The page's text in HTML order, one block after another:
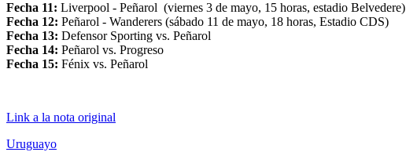
Fecha 11: Liverpool - Peñarol (viernes 3 de mayo, 15 horas, estadio Belvedere)
Fecha 12: Peñarol - Wanderers (sábado 11 de mayo, 18 horas, Estadio CDS)
Fecha 13: Defensor Sporting vs. Peñarol
Fecha 14: Peñarol vs. Progreso
Fecha 15: Fénix vs. Peñarol
Link a la nota original
Uruguayo